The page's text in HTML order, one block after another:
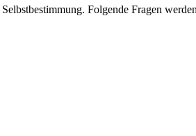
Folgende Fragen